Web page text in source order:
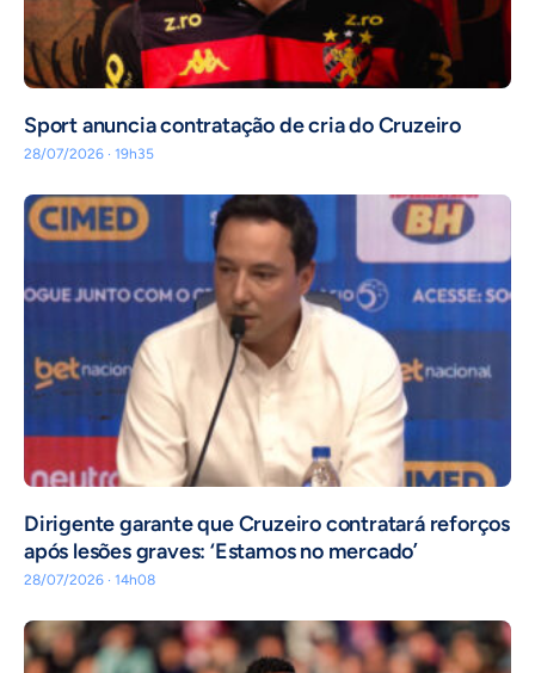
Sport anuncia contratação de cria do Cruzeiro
28/07/2026 · 19h35
Dirigente garante que Cruzeiro contratará reforços
após lesões graves: ‘Estamos no mercado’
28/07/2026 · 14h08